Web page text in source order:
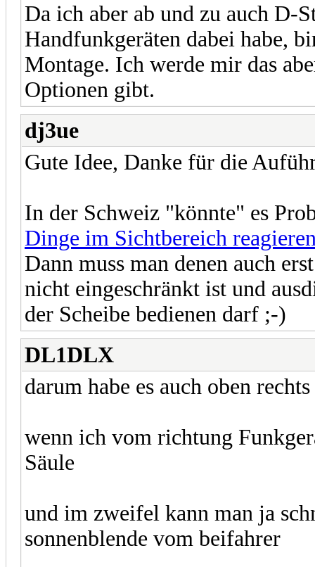
Da ich aber ab und zu auch D-
Handfunkgeräten dabei habe,
Montage. Ich werde mir das
Optionen gibt.
dj3ue
Gute Idee, Danke für die
In der Schweiz "könnte" es
Dinge im Sichtbereich
Dann muss man denen auch
nicht eingeschränkt ist und
der Scheibe bedienen darf ;-)
DL1DLX
darum habe es auch oben
wenn ich vom richtung
Säule
und im zweifel kann man ja
sonnenblende vom beifahrer